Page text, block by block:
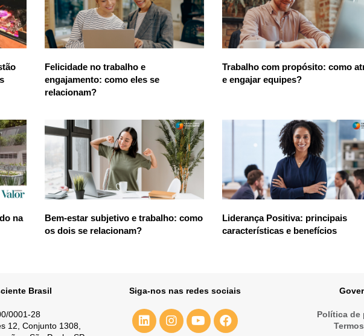
Felicidade no trabalho e
engajamento: como eles se
relacionam?
Trabalho com propósito: como
e engajar equipes?
na
Bem-estar subjetivo e trabalho: como
os dois se relacionam?
Liderança Positiva: principais
características e benefícios
Brasil
0001-28
12, Conjunto 1308,
Siga-nos nas redes sociais
Política de